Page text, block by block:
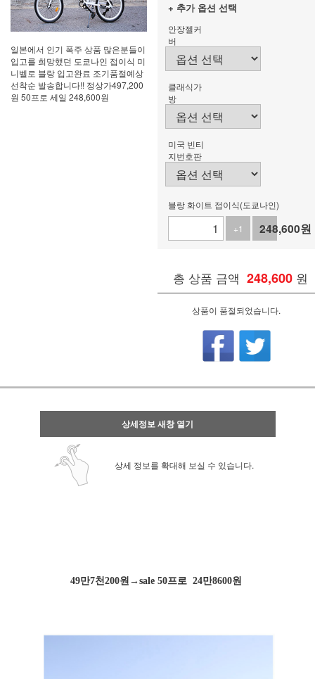
일본에서 인기 폭주 상품 많은분들이
입고를 희망했던 도쿄나인 접이식 미
니벨로 블랑 입고완료 조기품절예상
선착순 발송합니다!! 정상가497,200
원 50프로 세일 248,600원
+ 추가 옵션 선택
안장젤커
버
클래식가
방
미국 빈티
지번호판
블랑 화이트 접이식(도쿄나인)
+1
-1
248,600원
총 상품 금액 248,600 원
상품이 품절되었습니다.
상세정보 새창 열기
상세 정보를 확대해 보실 수 있습니다.
49만7천200원→sale 50프로 24만8600원